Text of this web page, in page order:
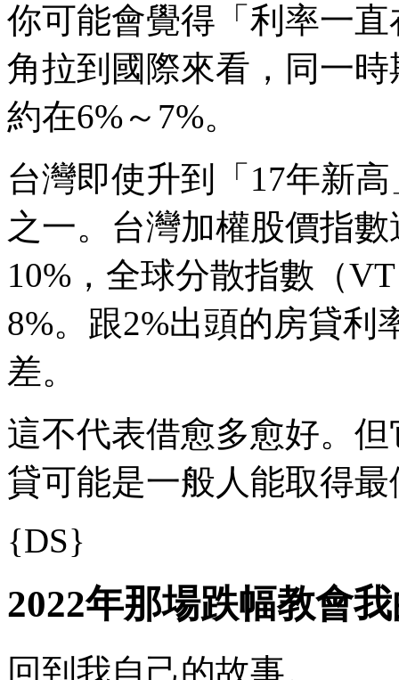
你可能會覺得「利率一
角拉到國際來看，同一
約在6%～7%。
台灣即使升到「17年新
之一。台灣加權股價指
10%，全球分散指數（
8%。跟2%出頭的房貸利
差。
這不代表借愈多愈好。
貸可能是一般人能取得
​{DS}
2022年那場跌幅教會
​回到我自己的故事。